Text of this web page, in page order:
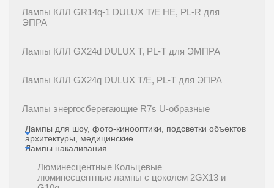
Лампы КЛЛ GR14q-1 DULUX T/E HE, PL-R для
ЭПРА
Лампы КЛЛ GX24d DULUX T, PL-T для ЭМПРА
Лампы КЛЛ GX24q DULUX T/E, PL-T для ЭПРА
Лампы энергосберегающие R7s U-образные
Лампы для шоу, фото-кинооптики, подсветки объектов
архитектуры, медицинские
Лампы накаливания
Люминесцентные Кольцевые
люминесцентные лампы с цоколем 2GX13 и